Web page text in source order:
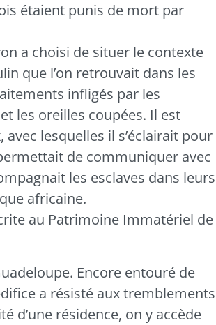
étaient punis de mort par
a choisi de situer le contexte
que l’on retrouvait dans les
infligés par les
les oreilles coupées. Il est
lesquelles il s’éclairait pour
de communiquer avec
les esclaves dans leurs
africaine.
au Patrimoine Immatériel de
Encore entouré de
a résisté aux tremblements
d’une résidence, on y accède